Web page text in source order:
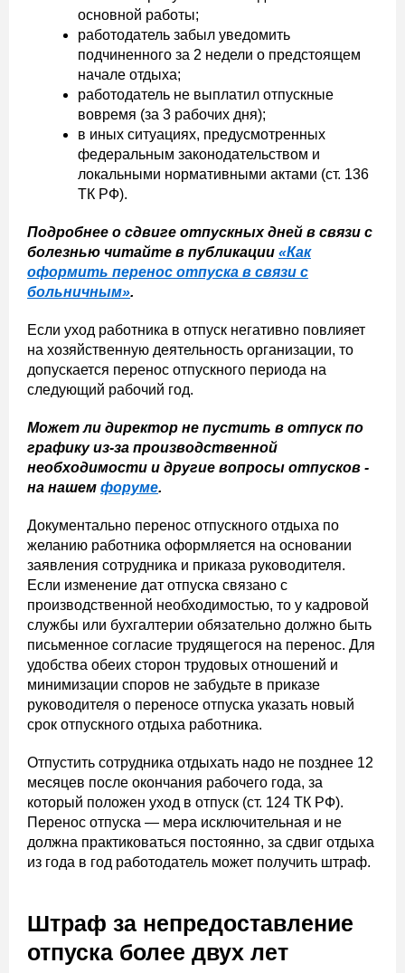
основной работы;
работодатель забыл уведомить
подчиненного за 2 недели о предстоящем
начале отдыха;
работодатель не выплатил отпускные
вовремя (за 3 рабочих дня);
в иных ситуациях, предусмотренных
федеральным законодательством и
локальными нормативными актами (ст. 136
ТК РФ).
Подробнее о сдвиге отпускных дней в связи с
болезнью читайте в публикации «Как
оформить перенос отпуска в связи с
больничным».
Если уход работника в отпуск негативно повлияет
на хозяйственную деятельность организации, то
допускается перенос отпускного периода на
следующий рабочий год.
Может ли директор не пустить в отпуск по
графику из-за производственной
необходимости и другие вопросы отпусков -
на нашем форуме.
Документально перенос отпускного отдыха по
желанию работника оформляется на основании
заявления сотрудника и приказа руководителя.
Если изменение дат отпуска связано с
производственной необходимостью, то у кадровой
службы или бухгалтерии обязательно должно быть
письменное согласие трудящегося на перенос. Для
удобства обеих сторон трудовых отношений и
минимизации споров не забудьте в приказе
руководителя о переносе отпуска указать новый
срок отпускного отдыха работника.
Отпустить сотрудника отдыхать надо не позднее 12
месяцев после окончания рабочего года, за
который положен уход в отпуск (ст. 124 ТК РФ).
Перенос отпуска — мера исключительная и не
должна практиковаться постоянно, за сдвиг отдыха
из года в год работодатель может получить штраф.
Штраф за непредоставление
отпуска более двух лет